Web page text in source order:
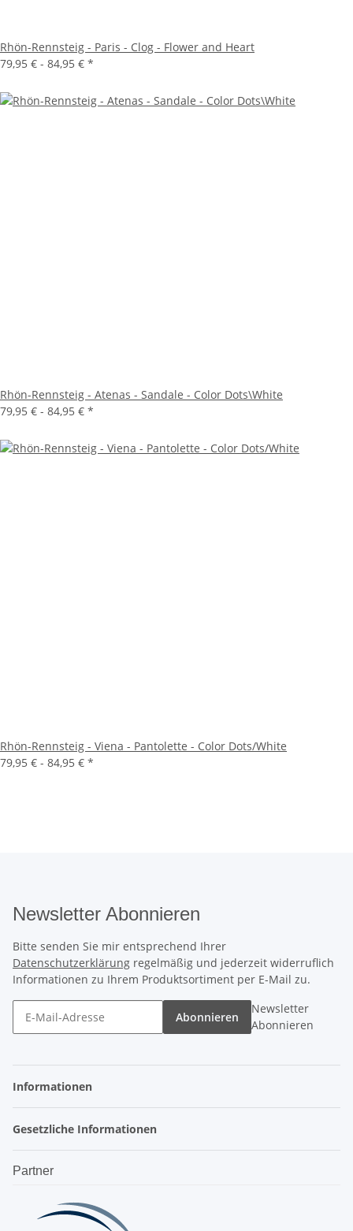
Rhön-Rennsteig - Paris - Clog - Flower and Heart
79,95 € - 84,95 € *
Rhön-Rennsteig - Atenas - Sandale - Color Dots\White
79,95 € - 84,95 € *
Rhön-Rennsteig - Viena - Pantolette - Color Dots/White
79,95 € - 84,95 € *
Newsletter Abonnieren
Bitte senden Sie mir entsprechend Ihrer
Datenschutzerklärung regelmäßig und jederzeit widerruflich
Informationen zu Ihrem Produktsortiment per E-Mail zu.
Abonnieren
Newsletter
Abonnieren
Informationen
Gesetzliche Informationen
Partner